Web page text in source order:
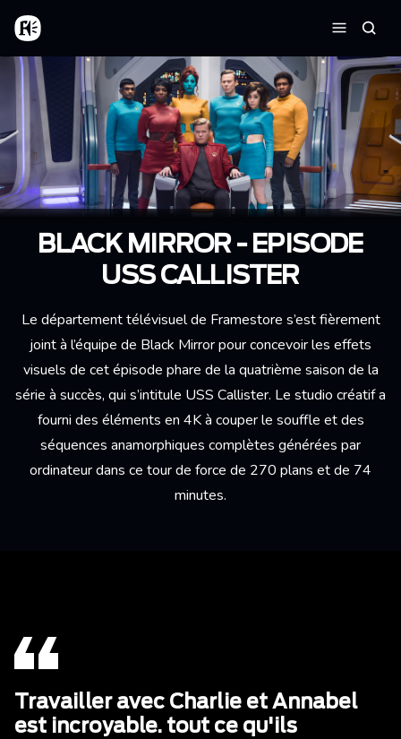
Aller au contenu principal
Accueil
Menu
BLACK MIRROR - EPISODE
USS CALLISTER
Le département télévisuel de Framestore s’est fièrement
joint à l’équipe de Black Mirror pour concevoir les effets
visuels de cet épisode phare de la quatrième saison de la
série à succès, qui s’intitule USS Callister. Le studio créatif a
fourni des éléments en 4K à couper le souffle et des
séquences anamorphiques complètes générées par
ordinateur dans ce tour de force de 270 plans et de 74
minutes.
Travailler avec Charlie et Annabel
est incroyable. tout ce qu'ils